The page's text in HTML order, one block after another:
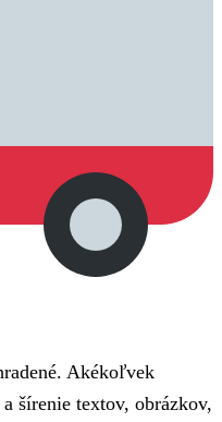
Akékoľvek
šírenie textov, obrázkov,